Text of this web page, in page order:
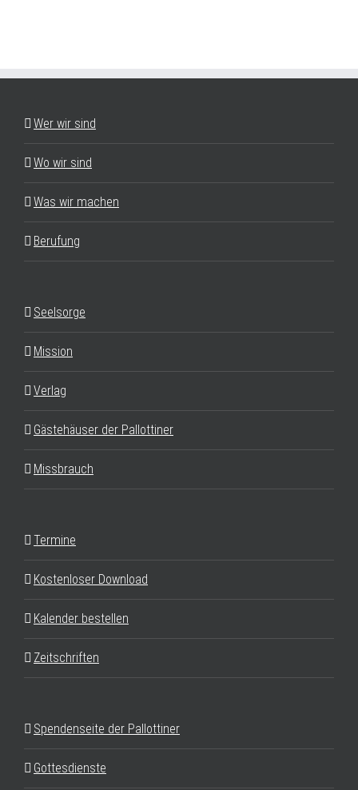
Wer wir sind
Wo wir sind
Was wir machen
Berufung
Seelsorge
Mission
Verlag
Gästehäuser der Pallottiner
Missbrauch
Termine
Kostenloser Download
Kalender bestellen
Zeitschriften
Spendenseite der Pallottiner
Gottesdienste